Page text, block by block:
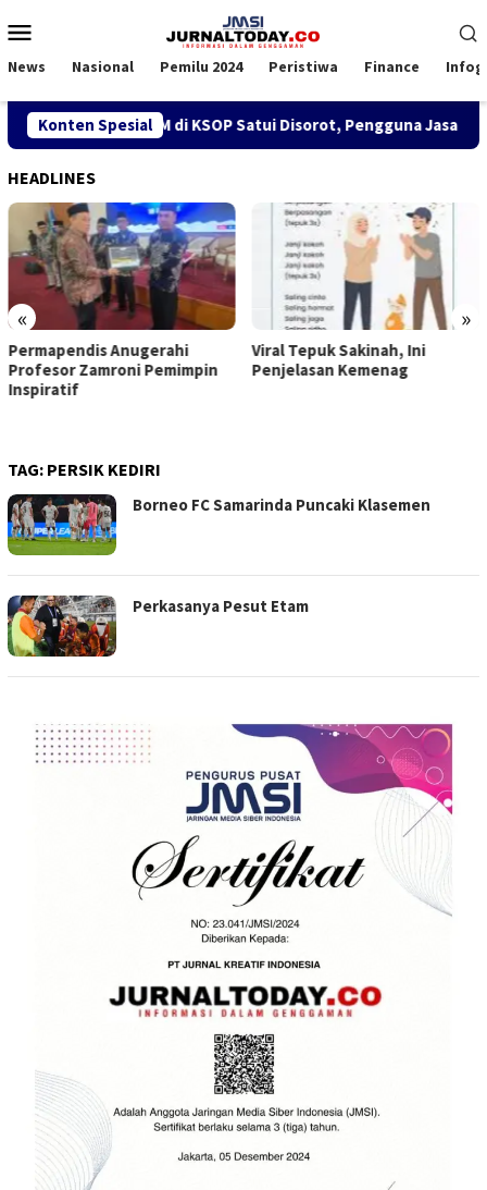
ke
Mobile
News Nasional Pemilu 2024 Peristiwa Finance
Konten Spesial
SPK TKBM di KSOP Satui Disorot, Pengguna Jasa Nilai
HEADLINES
« »
Permapendis Anugerahi
Profesor Zamroni Pemimpin
Inspiratif
Viral Tepuk Sakinah, Ini
Penjelasan Kemenag
TAG: PERSIK KEDIRI
Borneo FC Samarinda Puncaki Klasemen
Perkasanya Pesut Etam